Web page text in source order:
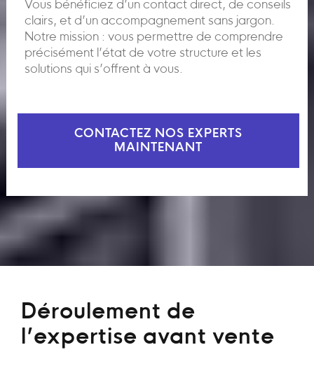
Vous bénéficiez d’un contact direct, de conseils
clairs, et d’un accompagnement sans jargon.
Notre mission : vous permettre de comprendre
précisément l’état de votre structure et les
solutions qui s’offrent à vous.
CONTACTEZ NOS EXPERTS
MAINTENANT
Déroulement de
l’expertise avant vente